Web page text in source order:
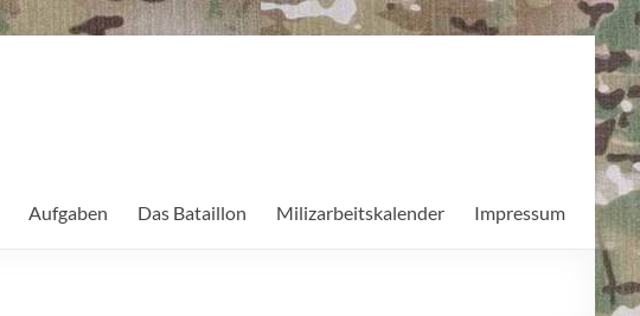
Aufgaben Das Bataillon Milizarbeitskalender Impressum